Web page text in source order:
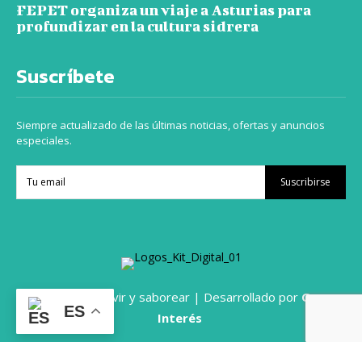
FEPET organiza un viaje a Asturias para
profundizar en la cultura sidrera
Suscríbete
Siempre actualizado de las últimas noticias, ofertas y anuncios
especiales.
Suscribirse
© 2024 Viajar vivir y saborear | Desarrollado por Grupo
Interés
ES